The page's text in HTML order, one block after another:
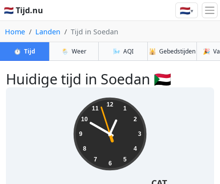
🇳🇱 Tijd.nu 🇳🇱▾
Home Landen Tijd in Soedan
⏱️ Tijd 🌦️ Weer 🌬️ AQI 🕌 Gebedstijden 🎉
Huidige tijd in Soedan 🇸🇩
12
1
2
3
4
5
6
7
8
9
10
11